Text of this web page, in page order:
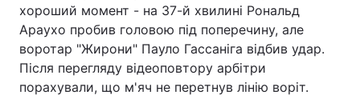
хороший момент - на 37-й хвилині Рональд
Араухо пробив головою під поперечину, але
воротар "Жирони" Пауло Гассаніга відбив удар.
Після перегляду відеоповтору арбітри
порахували, що м'яч не перетнув лінію воріт.